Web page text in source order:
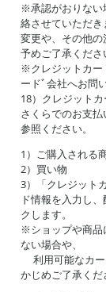
※承認がおりない
絡させていただ
変更や、その他の
予めご了承くださ
※クレジットカー
ードﾞ会社へお問
18）クレジット
さくらでのお支
参照ください。
1）ご購入される
2）買い物
3）「クレジット
ド情報を入力し
クします。
※ショップや商品
ない場合や、
利用可能なカー
かじめご了承くだ